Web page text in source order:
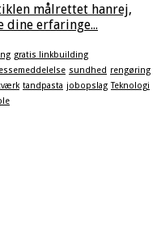
målrettet hanrej,
dine erfaringe...
gratis linkbuilding
sundhed rengøring
tandpasta jobopslag Teknologi